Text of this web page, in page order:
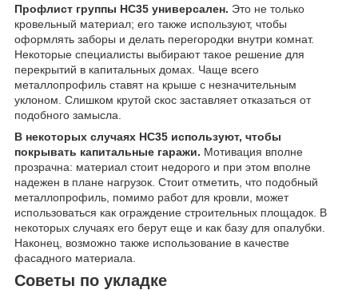
Профлист группы НС35 универсален. Это не только
кровельный материал; его также используют, чтобы
оформлять заборы и делать перегородки внутри комнат.
Некоторые специалисты выбирают такое решение для
перекрытий в капитальных домах. Чаще всего
металлопрофиль ставят на крыше с незначительным
уклоном. Слишком крутой скос заставляет отказаться от
подобного замысла.
В некоторых случаях НС35 используют, чтобы
покрывать капитальные гаражи. Мотивация вполне
прозрачна: материал стоит недорого и при этом вполне
надежен в плане нагрузок. Стоит отметить, что подобный
металлопрофиль, помимо работ для кровли, может
использоваться как ограждение строительных площадок. В
некоторых случаях его берут еще и как базу для опалубки.
Наконец, возможно также использование в качестве
фасадного материала.
Советы по укладке